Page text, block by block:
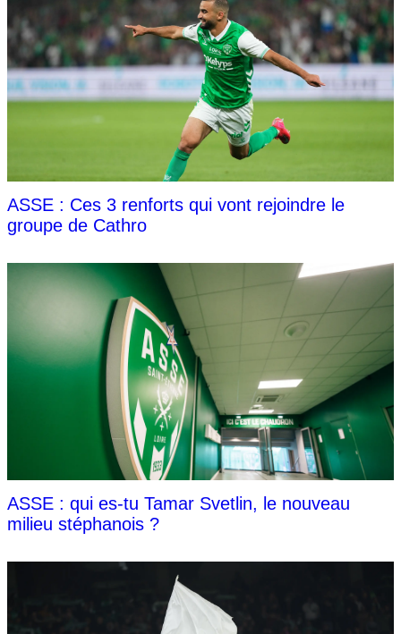
ASSE : Ces 3 renforts qui vont rejoindre le
groupe de Cathro
ASSE : qui es-tu Tamar Svetlin, le nouveau
milieu stéphanois ?